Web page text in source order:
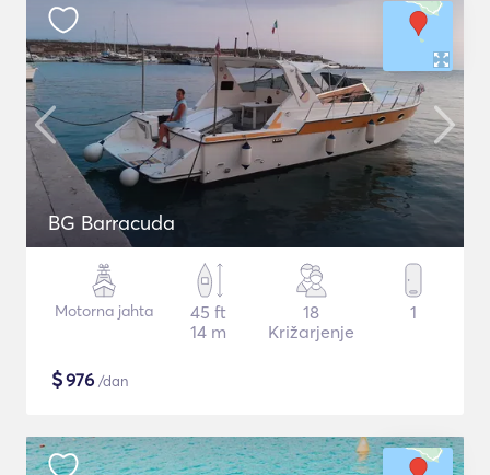
BG Barracuda
Motorna jahta
45 ft
14 m
18
Križarjenje
1
$976 /dan